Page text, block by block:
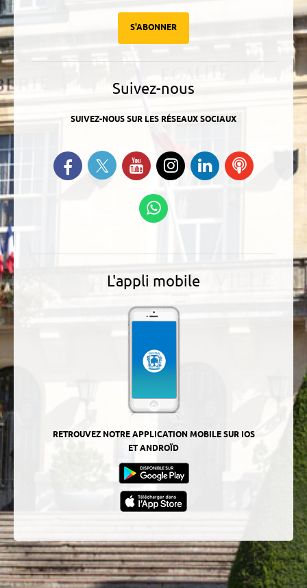
S'ABONNER
Suivez-nous
SUIVEZ-NOUS SUR LES RÉSEAUX SOCIAUX
Retrouvez-nous sur Facebook
Suivez-nous sur Twitter
Suivez-nous sur YouTube
Suivez-nous sur
Instagram
Retrouvez-
nous sur
Ecoutez
L'appli mobile
RETROUVEZ NOTRE APPLICATION MOBILE SUR IOS
ET ANDROÏD